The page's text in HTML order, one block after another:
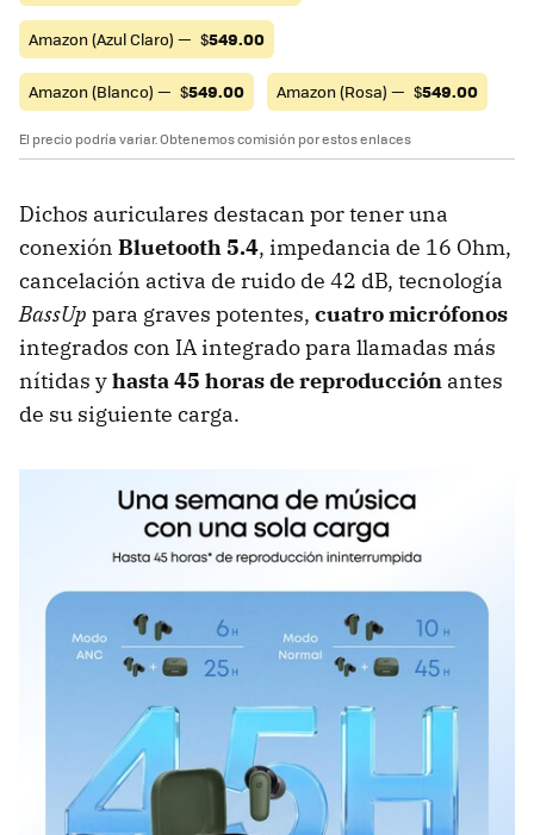
Amazon (Azul Claro) — $549.00
Amazon (Blanco) — $549.00 Amazon (Rosa) — $549.00
El precio podría variar. Obtenemos comisión por estos enlaces
Dichos auriculares destacan por tener una
conexión Bluetooth 5.4, impedancia de 16 Ohm,
cancelación activa de ruido de 42 dB, tecnología
BassUp para graves potentes, cuatro micrófonos
integrados con IA integrado para llamadas más
nítidas yhasta 45 horas de reproducción antes
de su siguiente carga.